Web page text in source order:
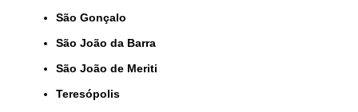
São Gonçalo
São João da Barra
São João de Meriti
Teresópolis